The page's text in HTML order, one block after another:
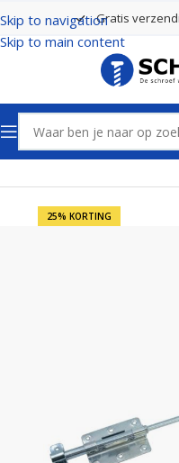
Skip to navigation
Skip to main content
Gratis
Home Poort- en hekbeslag
25% KORTING